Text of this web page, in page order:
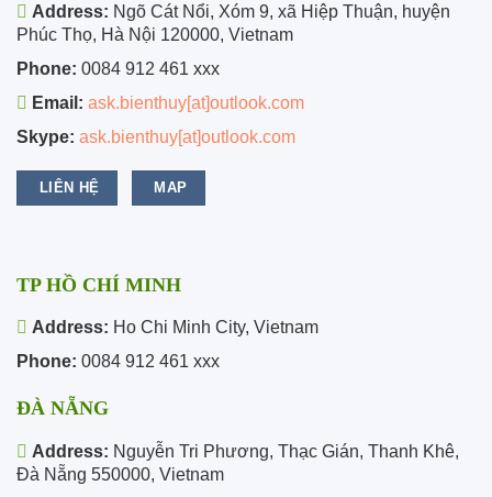
Address: Ngõ Cát Nổi, Xóm 9, xã Hiệp Thuận, huyện
Phúc Thọ, Hà Nội 120000, Vietnam
Phone: 0084 912 461 xxx
Email: ask.bienthuy[at]outlook.com
Skype: ask.bienthuy[at]outlook.com
LIÊN HỆ MAP
TP HỒ CHÍ MINH
Address: Ho Chi Minh City, Vietnam
Phone: 0084 912 461 xxx
ĐÀ NẴNG
Address: Nguyễn Tri Phương, Thạc Gián, Thanh Khê,
Đà Nẵng 550000, Vietnam